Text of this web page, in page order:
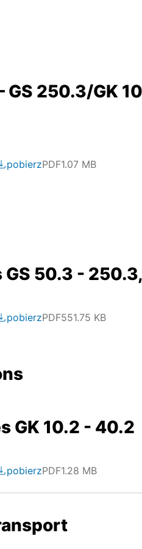
GS 250.3/GK
pobierzPDF1.07 MB
50.3 -
pobierzPDF551.75 KB
GK 10.2 - 40.2
pobierzPDF1.28 MB